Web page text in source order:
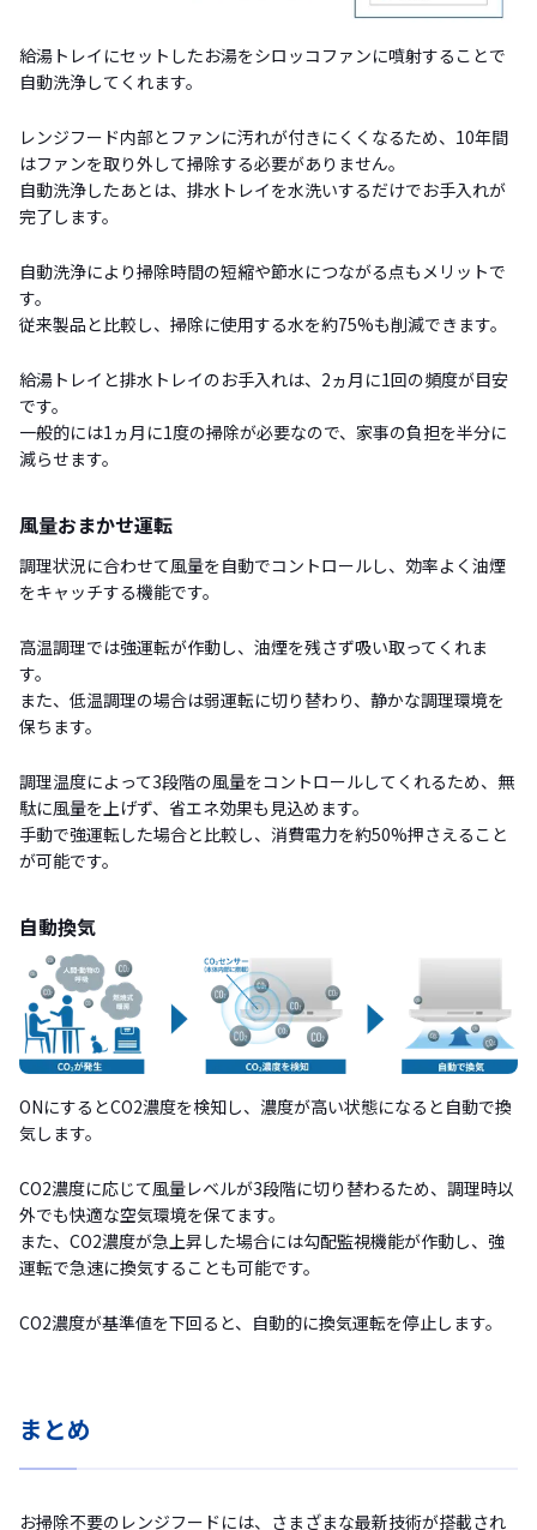
給湯トレイにセットしたお湯をシロッコファンに噴射することで
自動洗浄してくれます。
レンジフード内部とファンに汚れが付きにくくなるため、10年間
はファンを取り外して掃除する必要がありません。
自動洗浄したあとは、排水トレイを水洗いするだけでお手入れが
完了します。
自動洗浄により掃除時間の短縮や節水につながる点もメリットで
す。
従来製品と比較し、掃除に使用する水を約75%も削減できます。
給湯トレイと排水トレイのお手入れは、2ヵ月に1回の頻度が目安
です。
一般的には1ヵ月に1度の掃除が必要なので、家事の負担を半分に
減らせます。
風量おまかせ運転
調理状況に合わせて風量を自動でコントロールし、効率よく油煙
をキャッチする機能です。
高温調理では強運転が作動し、油煙を残さず吸い取ってくれま
す。
また、低温調理の場合は弱運転に切り替わり、静かな調理環境を
保ちます。
調理温度によって3段階の風量をコントロールしてくれるため、無
駄に風量を上げず、省エネ効果も見込めます。
手動で強運転した場合と比較し、消費電力を約50%押さえること
が可能です。
自動換気
ONにするとCO2濃度を検知し、濃度が高い状態になると自動で換
気します。
CO2濃度に応じて風量レベルが3段階に切り替わるため、調理時以
外でも快適な空気環境を保てます。
また、CO2濃度が急上昇した場合には勾配監視機能が作動し、強
運転で急速に換気することも可能です。
CO2濃度が基準値を下回ると、自動的に換気運転を停止します。
まとめ
お掃除不要のレンジフードには、さまざまな最新技術が搭載され